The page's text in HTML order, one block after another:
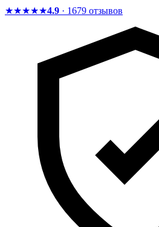
★★★★★4.9 · 1679 отзывов